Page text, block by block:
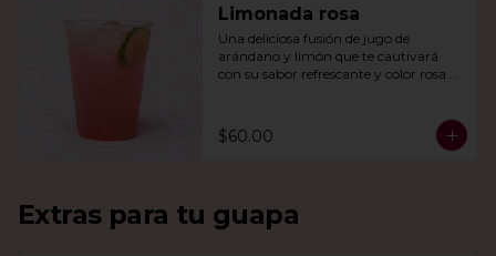
Limonada rosa
Una deliciosa fusión de jugo de
arándano y limón que te cautivará
con su sabor refrescante y color rosa
$60.00
Extras para tu guapa